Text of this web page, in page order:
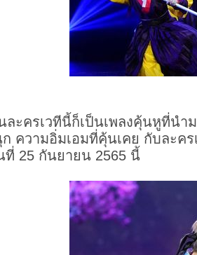
ละครเวทีนี้ก็เป็นเพลงคุ้นหูที่น
ความอิ่มเอมที่คุ้นเคย กับละค
ที่ 25 กันยายน 2565 นี้